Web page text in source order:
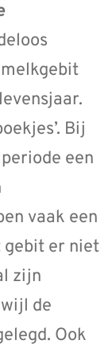
Bij
een
vaak een
gebit er niet
zijn
de
Ook